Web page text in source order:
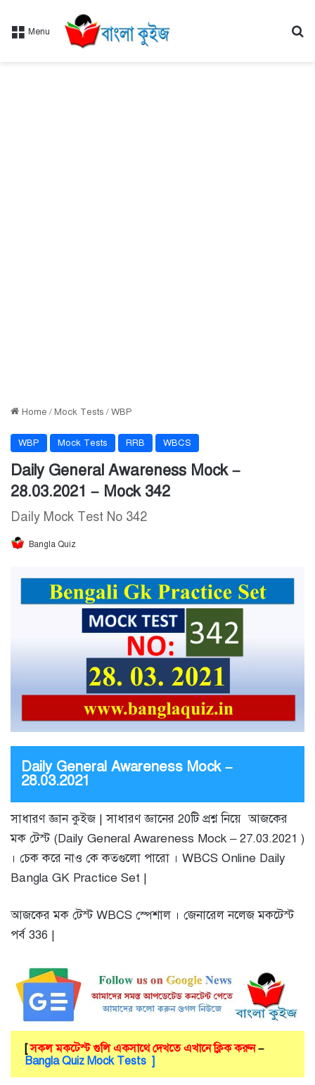
Menu
Home /Mock Tests /WBP
WBP Mock Tests RRB WBCS
Daily General Awareness Mock –
28.03.2021 – Mock 342
Daily Mock Test No 342
Bangla Quiz
Daily General Awareness Mock –
28.03.2021
সাধারণ জ্ঞান কুইজ | সাধারণ জ্ঞানের 20টি প্রশ্ন নিয়ে আজকের
মক টেস্ট (Daily General Awareness Mock – 27.03.2021 )
। চেক করে নাও কে কতগুলো পারো । WBCS Online Daily
Bangla GK Practice Set |
আজকের মক টেস্ট WBCS স্পেশাল । জেনারেল নলেজ মকটেস্ট
পর্ব 336 |
[সকল মকটেস্ট গুলি একসাথে দেখতে এখানে ক্লিক করুন–
Bangla Quiz Mock Tests ]